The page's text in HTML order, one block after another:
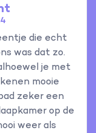
die echt
was dat zo.
je met
mooie
zeker een
op de
weer als